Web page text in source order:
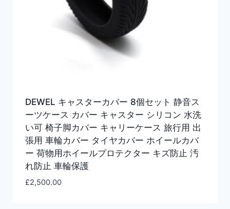
DEWEL キャスターカバー 8個セット 静音ス
ーツケース カバー キャスター シリコン 水洗
い可 椅子脚カバー キャリーケース 旅行用 出
張用 車輪カバー タイヤカバー ホイールカバ
ー 荷物用ホイールプロテクター キズ防止 汚
れ防止 車輪保護
£2,500.00